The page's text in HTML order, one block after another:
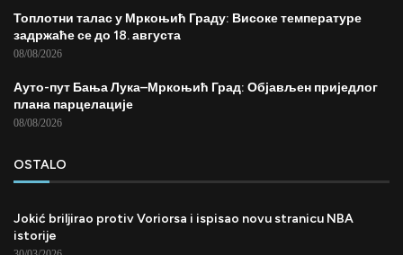
Топлотни талас у Мркоњић Граду: Високе температуре
задржаће се до 18. августа
08/08/2026
Ауто-пут Бања Лука–Мркоњић Град: Објављен приједлог
плана парцелације
08/08/2026
OSTALO
Jokić briljirao protiv Voriorsa i ispisao novu stranicu NBA
istorije